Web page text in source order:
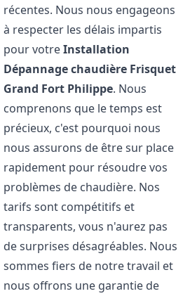
récentes. Nous nous engageons
à respecter les délais impartis
pour votreInstallation
Dépannage chaudière Frisquet
Grand Fort Philippe. Nous
comprenons que le temps est
précieux, c'est pourquoi nous
nous assurons de être sur place
rapidement pour résoudre vos
problèmes de chaudière. Nos
tarifs sont compétitifs et
transparents, vous n'aurez pas
de surprises désagréables. Nous
sommes fiers de notre travail et
nous offrons une garantie de